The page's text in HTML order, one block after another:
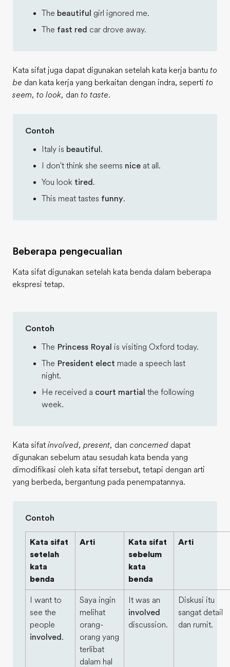
The beautiful girl ignored me.
The fast red car drove away.
Kata sifat juga dapat digunakan setelah kata kerja bantu to
be dan kata kerja yang berkaitan dengan indra, seperti to
seem, to look, dan to taste.
Contoh
Italy is beautiful .
I don't think she seems nice at all.
You look tired .
This meat tastes funny.
Beberapa pengecualian
Kata sifat digunakan setelah kata benda dalam beberapa
ekspresi tetap.
Contoh
The Princess Royal is visiting Oxford today.
The President elect made a speech last
night.
He received a court martial the following
week.
Kata sifat involved, present, dan concerned dapat
digunakan sebelum atau sesudah kata benda yang
dimodifikasi oleh kata sifat tersebut, tetapi dengan arti
yang berbeda, bergantung pada penempatannya.
Contoh
Kata sifat
setelah
kata
benda
Arti
Kata sifat
sebelum
kata
benda
Arti
I want to
see the
people
involved .
Saya ingin
melihat
orang-
orang yang
terlibat
dalam hal
It was an
involved
discussion.
Diskusi itu
sangat detail
dan rumit.